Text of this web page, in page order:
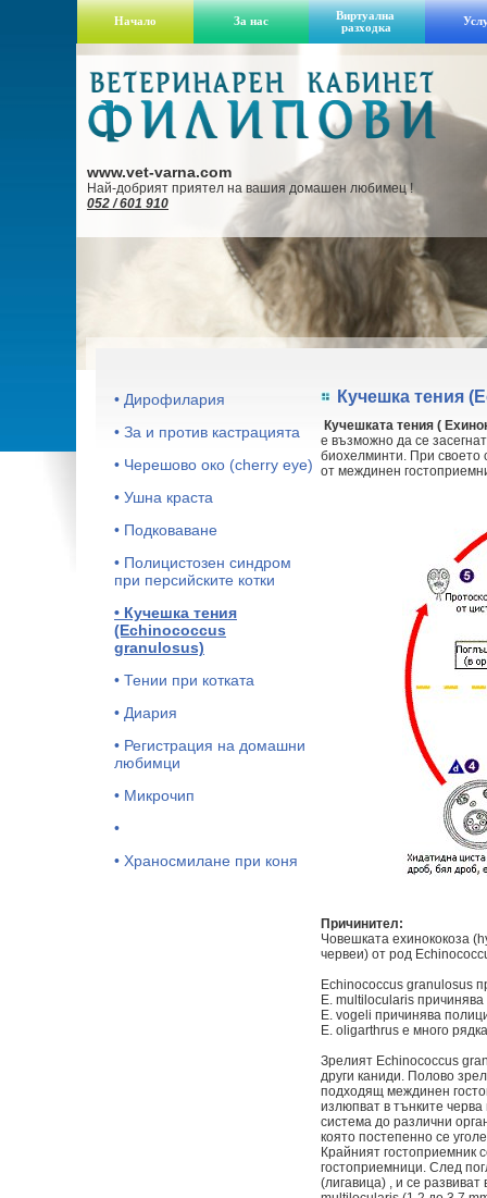
Начало За нас
Виртуална
разходка
www.vet-varna.com
Най-добрият приятел на вашия домашен любимец !
052 / 601 910
• Дирофилария
• За и против кастрацията
• Черешово око (cherry eye)
• Ушна краста
• Подковаване
• Полицистозен синдром
при персийските котки
• Кучешка тения
(Echinococcus
granulosus)
• Тении при котката
• Диария
• Регистрация на домашни
любимци
• Микрочип
•
• Храносмилане при коня
Кучешка тения
Кучешката тения (
е възможно да се
биохелминти. При своето
от междинен
Причинител:
Човешката ехинококоза
червеи) от род
Echinococcus granulosus
E. multilocularis
E. vogeli причинява
E. oligarthrus е много
Зрелият Echinococcus
други каниди. Полово
подходящ междинен
излюпват в тънките
система до различни
която постепенно се
Крайният
гостоприемници. След
(лигавица) , и се